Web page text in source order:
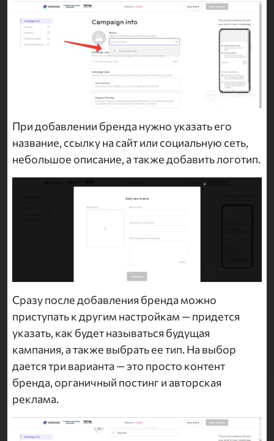
При добавлении бренда нужно указать его
название, ссылку на сайт или социальную сеть,
небольшое описание, а также добавить логотип.
Сразу после добавления бренда можно
приступать к другим настройкам — придется
указать, как будет называться будущая
кампания, а также выбрать ее тип. На выбор
дается три варианта — это просто контент
бренда, органичный постинг и авторская
реклама.